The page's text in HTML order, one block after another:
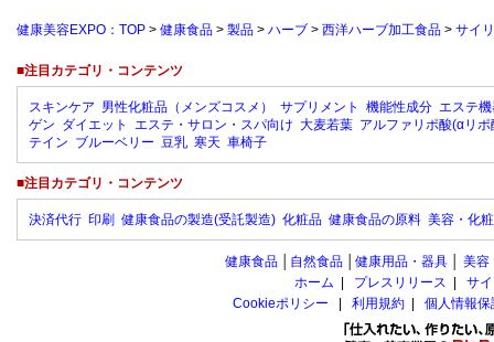
健康美容EXPO：TOP > 健康食品 > 製品 > ハーブ > 西洋ハーブ加工食品 > サイ
■注目カテゴリ・コンテンツ
スキンケア 男性化粧品（メンズコスメ） サプリメント 機能性成分 エステ
ゲン ダイエット エステ・サロン・スパ向け 大麦若葉 アルファリポ酸(αリポ
テイン ブルーベリー 豆乳 寒天 車椅子
■注目カテゴリ・コンテンツ
決済代行 印刷 健康食品の製造(受託製造) 化粧品 健康食品の原料 美容・化
健康食品 自然食品 健康用品・器具 美容
ホーム
プレスリリース
サ
Cookieポリシー
利用規約 個人情報